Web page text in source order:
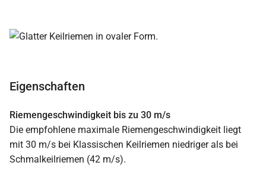
Eigenschaften
Riemengeschwindigkeit bis zu 30 m/s
Die empfohlene maximale Riemengeschwindigkeit liegt
mit 30 m/s bei Klassischen Keilriemen niedriger als bei
Schmalkeilriemen (42 m/s).